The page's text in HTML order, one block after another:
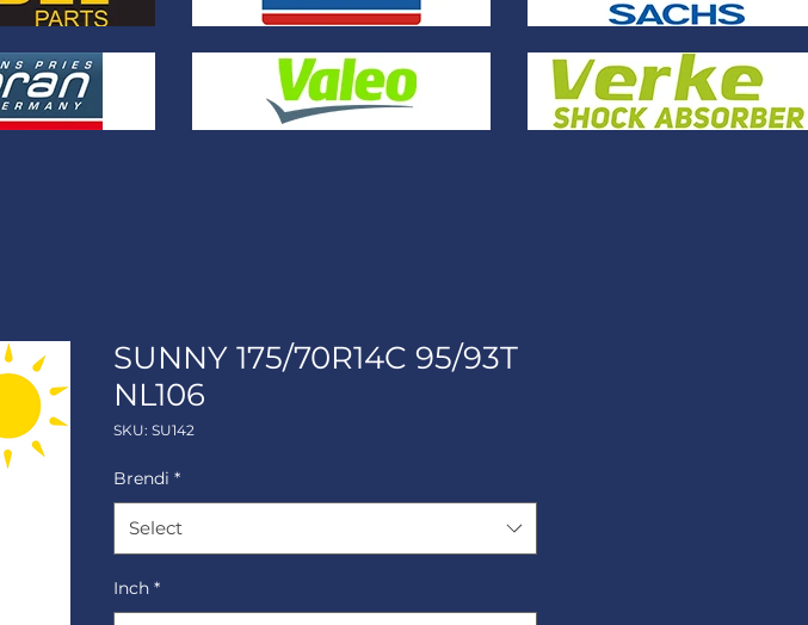
SUNNY 175/70R14C 95/93T
NL106
SKU: SU142
Brendi *
Select
Inch *